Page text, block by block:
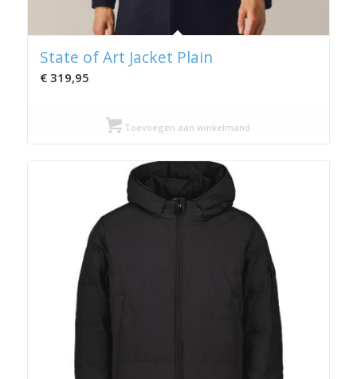
State of Art Jacket Plain
€319,95
Toevoegen aan winkelmand